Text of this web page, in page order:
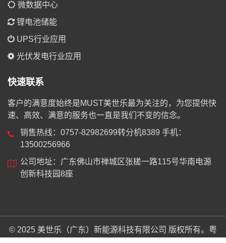
微数据中心
锂电池储能
UPS行业应用
光伏发电行业应用
快速联系
客户的满意度始终是MUST美世乐最为关注的，为您提供快
速、高效、满意的服务也一直是我们不变的信念。
销售热线：0757-82982699转分机8389 手机：
13500256966
公司地址：广东佛山市禅城区张槎一路115号华南电源
创新科技园8座
© 2025 美世乐（广东）新能源科技有限公司 版权所有。 粤